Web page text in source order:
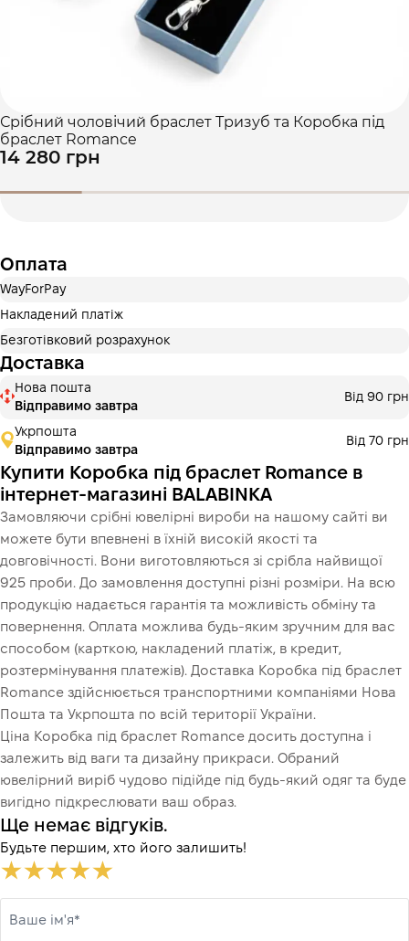
Срібний чоловічий браслет Тризуб та Коробка під
браслет Romance
14 280 грн
Оплата
WayForPay
Накладений платіж
Безготівковий розрахунок
Доставка
Нова пошта
Відправимо завтра
Від 90 грн
Укрпошта
Відправимо завтра
Від 70 грн
Купити Коробка під браслет Romance в
інтернет-магазині BALABINKA
Замовляючи срібні ювелірні вироби на нашому сайті ви
можете бути впевнені в їхній високій якості та
довговічності. Вони виготовляються зі срібла найвищої
925 проби. До замовлення доступні різні розміри. На всю
продукцію надається гарантія та можливість обміну та
повернення. Оплата можлива будь-яким зручним для вас
способом (карткою, накладений платіж, в кредит,
розтермінування платежів). Доставка Коробка під браслет
Romance здійснюється транспортними компаніями Нова
Пошта та Укрпошта по всій території України.
Ціна Коробка під браслет Romance досить доступна і
залежить від ваги та дизайну прикраси. Обраний
ювелірний виріб чудово підійде під будь-який одяг та буде
вигідно підкреслювати ваш образ.
Ще немає відгуків.
Будьте першим, хто його залишить!
Ваше ім'я*